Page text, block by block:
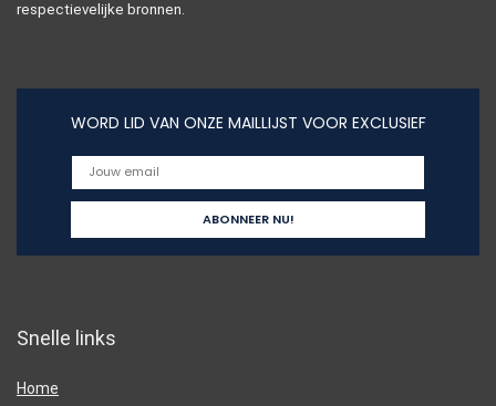
respectievelijke bronnen.
WORD LID VAN ONZE MAILLIJST VOOR EXCLUSIEF
Snelle links
Home